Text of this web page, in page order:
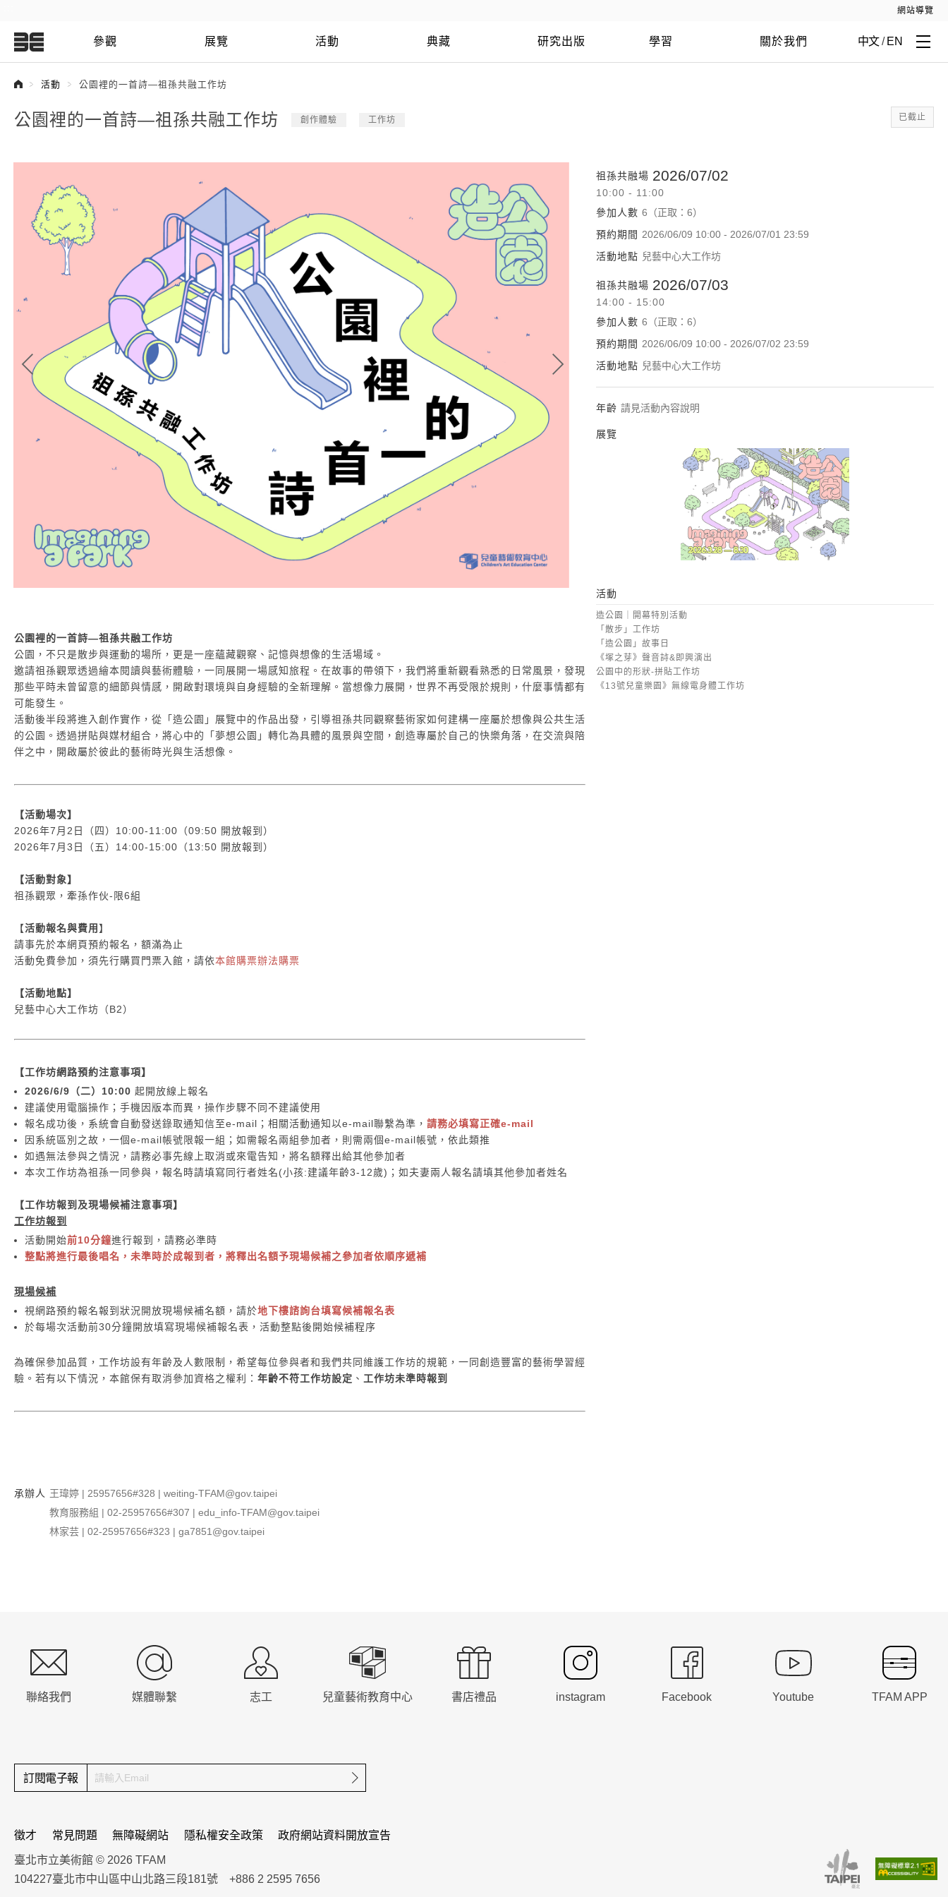
網站導覽
參觀 展覽 活動 典藏 研究出版 學習 關於我們 中文 / EN
活動 公園裡的一首詩—祖孫共融工作坊
已截止
公園裡的一首詩—祖孫共融工作坊 創作體驗 工作坊
公園裡的一首詩—祖孫共融工作坊
公園，不只是散步與運動的場所，更是一座蘊藏觀察、記憶與想像的生活場域。
邀請祖孫觀眾透過繪本閱讀與藝術體驗，一同展開一場感知旅程。在故事的帶領下，我們將重新觀看熟悉的日常風景，發現
那些平時未曾留意的細節與情感，開啟對環境與自身經驗的全新理解。當想像力展開，世界不再受限於規則，什麼事情都有
可能發生。
活動後半段將進入創作實作，從「造公園」展覽中的作品出發，引導祖孫共同觀察藝術家如何建構一座屬於想像與公共生活
的公園。透過拼貼與媒材組合，將心中的「夢想公園」轉化為具體的風景與空間，創造專屬於自己的快樂角落，在交流與陪
伴之中，開啟屬於彼此的藝術時光與生活想像。
【活動場次】
2026年7月2日（四）10:00-11:00（09:50 開放報到）
2026年7月3日（五）14:00-15:00（13:50 開放報到）
【活動對象】
祖孫觀眾，牽孫作伙-限6組
【活動報名與費用】
請事先於本網頁預約報名，額滿為止
活動免費參加，須先行購買門票入館，請依本館購票辦法購票
【活動地點】
兒藝中心大工作坊（B2）
【工作坊網路預約注意事項】
2026/6/9（二）10:00 起開放線上報名
建議使用電腦操作；手機因版本而異，操作步驟不同不建議使用
報名成功後，系統會自動發送錄取通知信至e-mail；相關活動通知以e-mail聯繫為準， 請務必填寫正確e-mail
因系統區別之故，一個e-mail帳號限報一組；如需報名兩組參加者，則需兩個e-mail帳號，依此類推
如遇無法參與之情況，請務必事先線上取消或來電告知，將名額釋出給其他參加者
本次工作坊為祖孫一同參與，報名時請填寫同行者姓名(小孩:建議年齡3-12歲)；如夫妻兩人報名請填其他參加者姓名
【工作坊報到及現場候補注意事項】
工作坊報到
活動開始前10分鐘進行報到，請務必準時
整點將進行最後唱名，未準時於成報到者，將釋出名額予現場候補之參加者依順序遞補
現場候補
視網路預約報名報到狀況開放現場候補名額，請於地下樓諮詢台填寫候補報名表
於每場次活動前30分鐘開放填寫現場候補報名表，活動整點後開始候補程序
為確保參加品質，工作坊設有年齡及人數限制，希望每位參與者和我們共同維護工作坊的規範，一同創造豐富的藝術學習經
驗。若有以下情況，本館保有取消參加資格之權利： 年齡不符工作坊設定 、 工作坊未準時報到
承辦人 王瑋婷 | 25957656#328 | weiting-TFAM@gov.taipei
教育服務組 | 02-25957656#307 | edu_info-TFAM@gov.taipei
林家芸 | 02-25957656#323 | ga7851@gov.taipei
祖孫共融場 2026/07/02
10:00 - 11:00
參加人數 6（正取：6）
預約期間 2026/06/09 10:00 - 2026/07/01 23:59
活動地點 兒藝中心大工作坊
祖孫共融場 2026/07/03
14:00 - 15:00
參加人數 6（正取：6）
預約期間 2026/06/09 10:00 - 2026/07/02 23:59
活動地點 兒藝中心大工作坊
年齡 請見活動內容說明
展覽
活動
造公園｜開幕特別活動
「散步」工作坊
「造公園」故事日
《塚之芽》聲音詩&即興演出
公園中的形狀-拼貼工作坊
《13號兒童樂園》無線電身體工作坊
聯絡我們 媒體聯繫 志工 兒童藝術教育中心 書店禮品 instagram Facebook Youtube TFAM APP
訂閱電子報 確定送出
徵才 常見問題 無障礙網站 隱私權安全政策 政府網站資料開放宣告
臺北市立美術館 © 2026 TFAM
104227臺北市中山區中山北路三段181號 +886 2 2595 7656